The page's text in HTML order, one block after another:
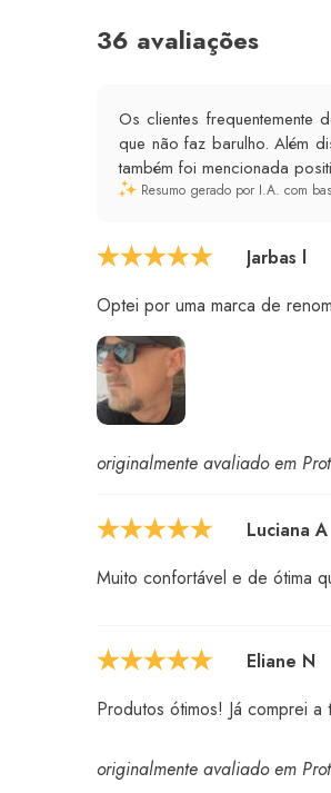
36 avaliações
Os clientes frequentemente
que não faz barulho. Além
também foi mencionada
Resumo gerado por I.A. com
Jarbas l
Optei por uma marca de
originalmente avaliado em
Luciana A
Muito confortável e de ótima
Eliane N
Produtos ótimos! Já comprei
originalmente avaliado em